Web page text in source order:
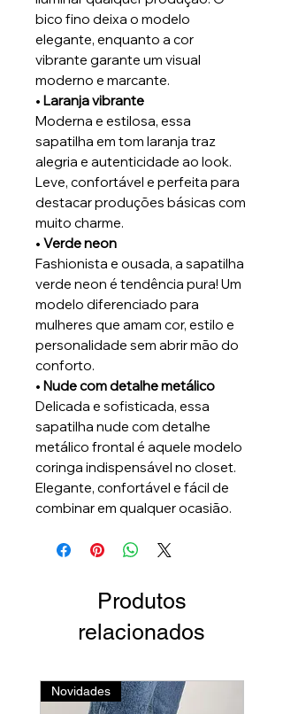
bico fino deixa o modelo
elegante, enquanto a cor
vibrante garante um visual
moderno e marcante.
• Laranja vibrante
Moderna e estilosa, essa
sapatilha em tom laranja traz
alegria e autenticidade ao look.
Leve, confortável e perfeita para
destacar produções básicas com
muito charme.
• Verde neon
Fashionista e ousada, a sapatilha
verde neon é tendência pura! Um
modelo diferenciado para
mulheres que amam cor, estilo e
personalidade sem abrir mão do
conforto.
• Nude com detalhe metálico
Delicada e sofisticada, essa
sapatilha nude com detalhe
metálico frontal é aquele modelo
coringa indispensável no closet.
Elegante, confortável e fácil de
combinar em qualquer ocasião.
Produtos
relacionados
Novidades